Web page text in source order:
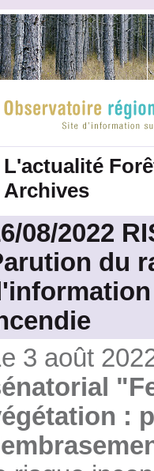
L'actualité
Archives
08/2022
du
3 août
: